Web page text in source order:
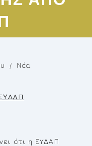
/ Νέα
ότι η ΕΥΔΑΠ